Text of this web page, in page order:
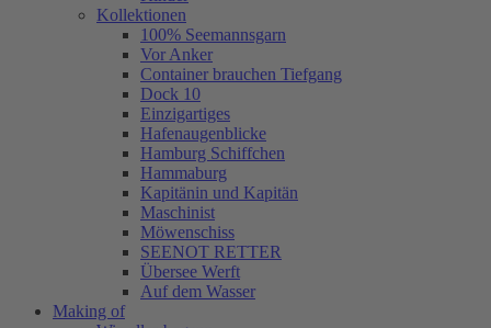
Kollektionen
100% Seemannsgarn
Vor Anker
Container brauchen Tiefgang
Dock 10
Einzigartiges
Hafenaugen­blicke
Hamburg Schiffchen
Hammaburg
Kapitänin und Kapitän
Maschinist
Möwenschiss
SEENOT RETTER
Übersee Werft
Auf dem Wasser
Making of